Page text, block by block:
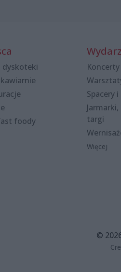
dyskoteki
foody
Koncerty
Spacery
targi
Więcej
©